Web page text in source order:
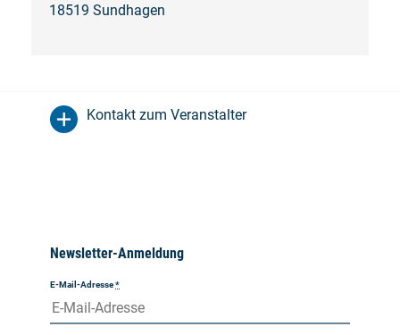
18519 Sundhagen
Kontakt zum Veranstalter
Newsletter-Anmeldung
E-Mail-Adresse*